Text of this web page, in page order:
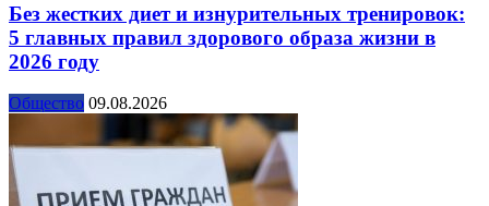
Без жестких диет и изнурительных тренировок:
5 главных правил здорового образа жизни в
2026 году
Общество 09.08.2026